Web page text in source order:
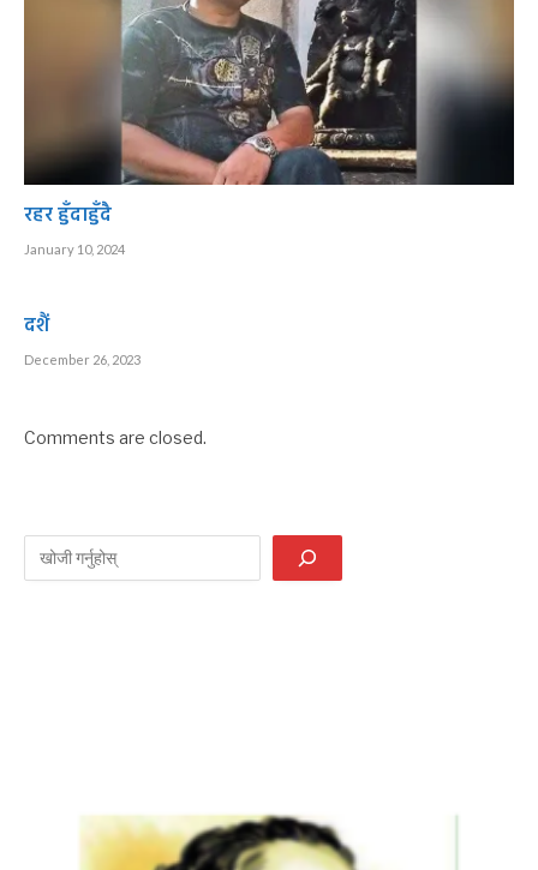
रहर हुँदाहुँदै
January 10, 2024
दशैं
December 26, 2023
Comments are closed.